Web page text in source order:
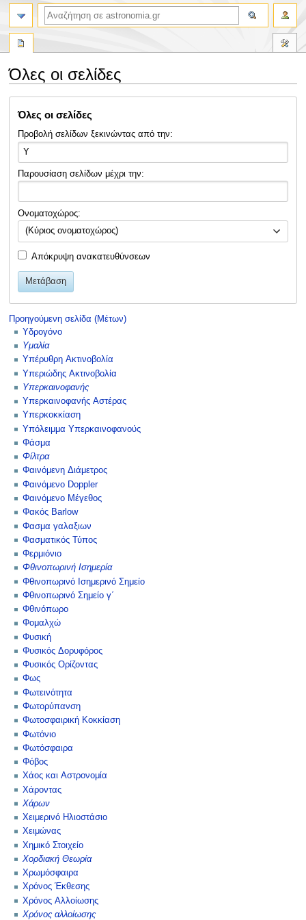
Όλες οι σελίδες
στην
στηνΌλες οι σελίδες
Προβολή σελίδων ξεκινώντας από την:
Παρουσίαση σελίδων μέχρι την:
Ονοματοχώρος:
(Κύριος ονοματοχώρος)
Απόκρυψη ανακατευθύνσεων
Μετάβαση
Προηγούμενη σελίδα (Μέτων)
Υδρογόνο
Υμαλία
Υπέρυθρη Ακτινοβολία
Υπεριώδης Ακτινοβολία
Υπερκαινοφανής
Υπερκαινοφανής Αστέρας
Υπερκοκκίαση
Υπόλειμμα Υπερκαινοφανούς
Φάσμα
Φίλτρα
Φαινόμενη Διάμετρος
Φαινόμενο Doppler
Φαινόμενο Μέγεθος
Φακός Barlow
Φασμα γαλαξιων
Φασματικός Τύπος
Φερμιόνιο
Φθινοπωρινή Ισημερία
Φθινοπωρινό Ισημερινό Σημείο
Φθινοπωρινό Σημείο γ΄
Φθινόπωρο
Φομαλχώ
Φυσική
Φυσικός Δορυφόρος
Φυσικός Ορίζοντας
Φως
Φωτεινότητα
Φωτορύπανση
Φωτοσφαιρική Κοκκίαση
Φωτόνιο
Φωτόσφαιρα
Φόβος
Χάος και Αστρονομία
Χάροντας
Χάρων
Χειμερινό Ηλιοστάσιο
Χειμώνας
Χημικό Στοιχείο
Χορδιακή Θεωρία
Χρωμόσφαιρα
Χρόνος Έκθεσης
Χρόνος Αλλοίωσης
Χρόνος αλλοίωσης
αναζήτηση